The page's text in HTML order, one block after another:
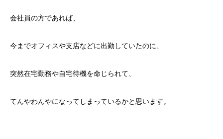
会社員の方であれば、
今までオフィスや支店などに出勤していたのに、
突然在宅勤務や自宅待機を命じられて、
てんやわんやになってしまっているかと思います。